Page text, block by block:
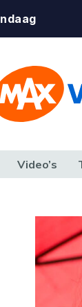
Video’s